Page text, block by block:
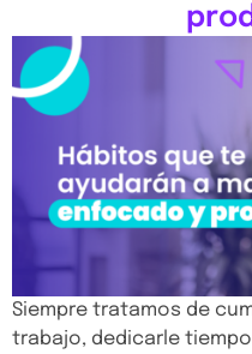
Siempre tratamos de
trabajo, dedicarle